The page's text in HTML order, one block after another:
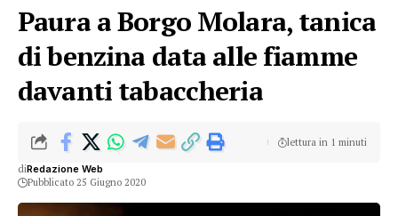
Paura a Borgo Molara, tanica
di benzina data alle fiamme
davanti tabaccheria
diRedazione Web
Pubblicato 25 Giugno 2020
lettura in 1 minuti